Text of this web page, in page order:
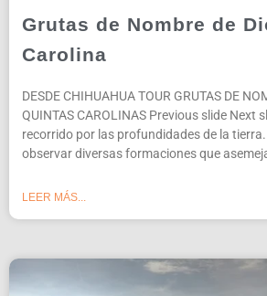
Grutas de Nombre de
Carolina
DESDE CHIHUAHUA TOUR GRUTAS DE
QUINTAS CAROLINAS Previous slide Next
recorrido por las profundidades de la
observar diversas formaciones que
LEER MÁS...